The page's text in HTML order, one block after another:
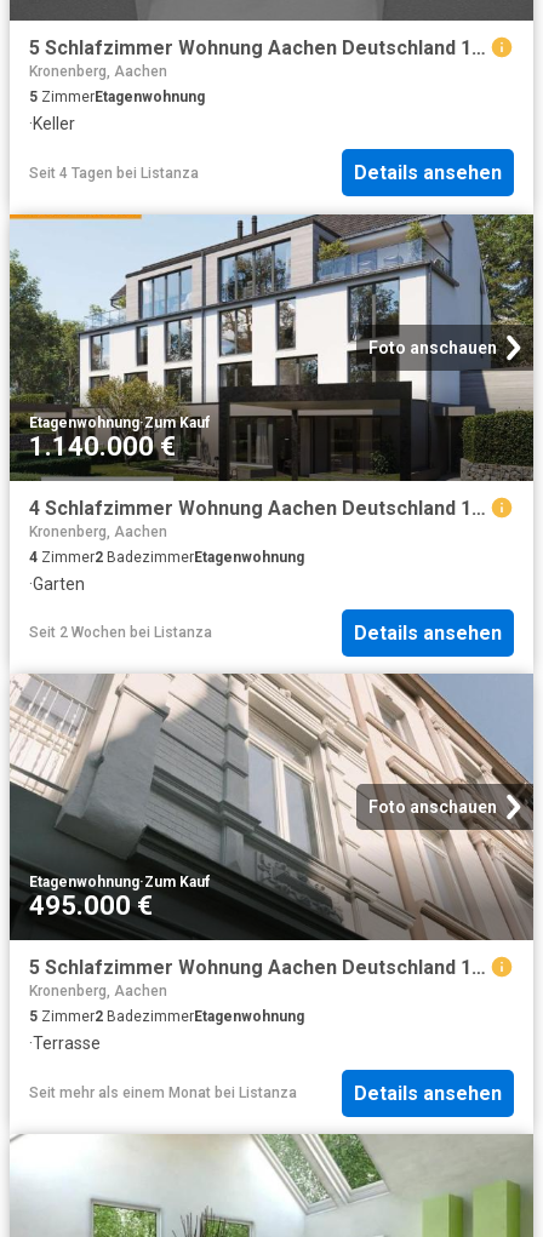
5 Schlafzimmer Wohnung Aachen Deutschland 104798814
Kronenberg, Aachen
5 ZimmerEtagenwohnung
·Keller
Seit 4 Tagen bei Listanza Details ansehen
Foto anschauen
Etagenwohnung·Zum Kauf
1.140.000 €
4 Schlafzimmer Wohnung Aachen Deutschland 104369992
Kronenberg, Aachen
4 Zimmer2 BadezimmerEtagenwohnung
·Garten
Seit 2 Wochen bei Listanza Details ansehen
Foto anschauen
Etagenwohnung·Zum Kauf
495.000 €
5 Schlafzimmer Wohnung Aachen Deutschland 103427326
Kronenberg, Aachen
5 Zimmer2 BadezimmerEtagenwohnung
·Terrasse
Seit mehr als einem Monat bei Listanza Details ansehen